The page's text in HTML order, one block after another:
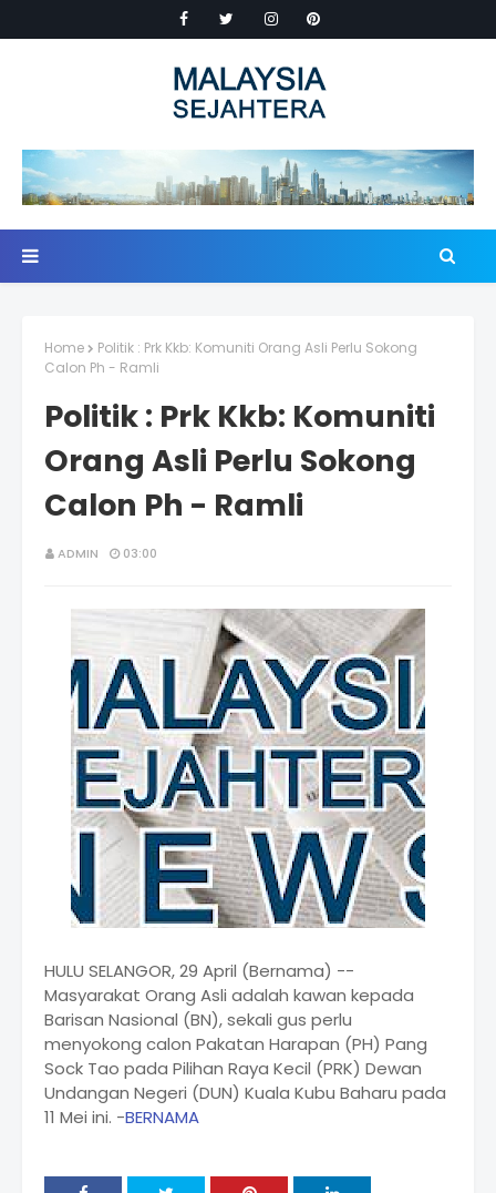
Home
Politik : Prk Kkb: Komuniti Orang Asli Perlu Sokong
Calon Ph - Ramli
Politik : Prk Kkb: Komuniti
Orang Asli Perlu Sokong
Calon Ph - Ramli
ADMIN 03:00
HULU SELANGOR, 29 April (Bernama) --
Masyarakat Orang Asli adalah kawan kepada
Barisan Nasional (BN), sekali gus perlu
menyokong calon Pakatan Harapan (PH) Pang
Sock Tao pada Pilihan Raya Kecil (PRK) Dewan
Undangan Negeri (DUN) Kuala Kubu Baharu pada
11 Mei ini. -BERNAMA